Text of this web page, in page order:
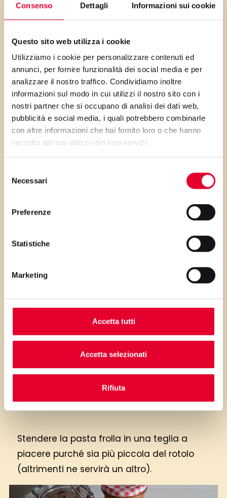
Consenso Dettagli Informazioni sui cookie
Questo sito web utilizza i cookie
Utilizziamo i cookie per personalizzare contenuti ed
annunci, per fornire funzionalità dei social media e per
analizzare il nostro traffico. Condividiamo inoltre
informazioni sul modo in cui utilizzi il nostro sito con i
nostri partner che si occupano di analisi dei dati web,
pubblicità e social media, i quali potrebbero combinarle
con altre informazioni che hai fornito loro o che hanno
raccolto dal tuo utilizzo dei loro servizi.
delNecessari
Preferenze
Statistiche
Marketing
Accetta tutti
Accetta selezionati
Rifiuta
quindi iniziare la cottura
coprendola con un foglio di
carta stagnola per 10 minuti.
Non utilizzare uno strato spesso
di marmellata, poiché la frolla
è sottile.
Varianti:
Potete usare più di un colore se
avete a disposizione diversi tipi
una girandola di colori invitanti
PRIMA GLI
INGREDIENTI
i passaggi della ricetta.
Stendere la pasta frolla in una teglia a
piacere purché sia più piccola del rotolo
(altrimenti ne servirà un altro).